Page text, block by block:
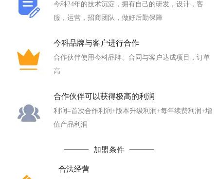
今科24年的技术沉淀，拥有自己的研发，设计，客
服，运营，招商团队，做好后勤保障
今科品牌与客户进行合作
合作伙伴使用今科品牌、合同与客户达成项目，订单
高
合作伙伴可以获得极高的利润
利润=首次合作利润+版本升级利润+每年续费利润+增
值产品利润
加盟条件
合法经营